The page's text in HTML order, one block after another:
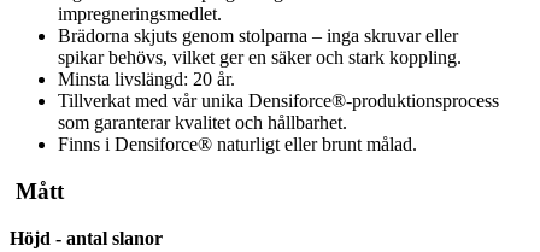
impregnerings­medlet.
Brädorna skjuts genom stolparna – inga skruvar eller
spikar behövs, vilket ger en säker och stark koppling.
Minsta livslängd: 20 år.
Tillverkat med vår unika Densiforce®‑produktionsprocess
som garanterar kvalitet och hållbarhet.
Finns i Densiforce® naturligt eller brunt målad.
Mått
Höjd - antal slanor